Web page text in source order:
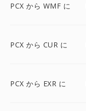
PCX から WMF に
PCX から CUR に
PCX から EXR に